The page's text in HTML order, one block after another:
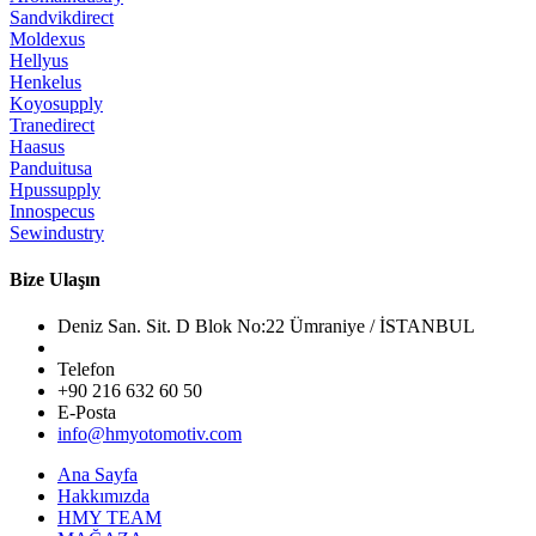
Sandvikdirect
Moldexus
Hellyus
Henkelus
Koyosupply
Tranedirect
Haasus
Panduitusa
Hpussupply
Innospecus
Sewindustry
Bize Ulaşın
Deniz San. Sit. D Blok No:22 Ümraniye / İSTANBUL
Telefon
+90 216 632 60 50
E-Posta
info@hmyotomotiv.com
Ana Sayfa
Hakkımızda
HMY TEAM